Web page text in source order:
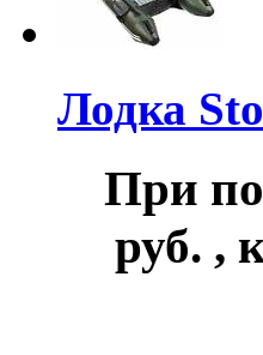
Лодка
При
руб. ,